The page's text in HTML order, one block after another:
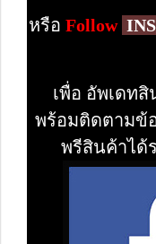
หรือ Follow
เพื่อ อัพเดท
พร้อมติดตามข้
พรีสินค้าได้